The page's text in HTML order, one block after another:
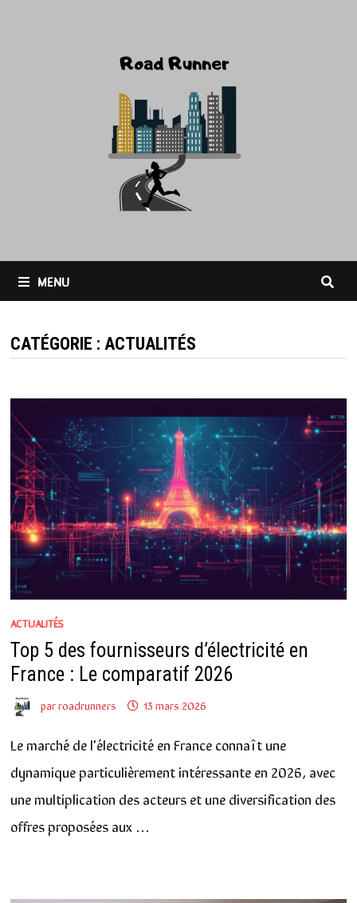
MENU
CATÉGORIE : ACTUALITÉS
ACTUALITÉS
Top 5 des fournisseurs d’électricité en
France : Le comparatif 2026
parroadrunners 13 mars 2026
Le marché de l'électricité en France connaît une
dynamique particulièrement intéressante en 2026, avec
une multiplication des acteurs et une diversification des
offres proposées aux …